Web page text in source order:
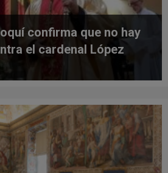
confirma que no hay
el cardenal López